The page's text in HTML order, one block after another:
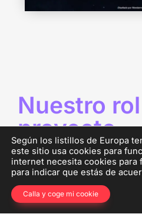
Nuestro
proyecto
Según los listillos de Europa
este sitio usa cookies para
internet necesita cookies para
para indicar que estás de
Calla y coge mi cookie